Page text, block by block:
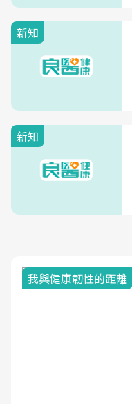
新知
新知
我與健康韌性的距離